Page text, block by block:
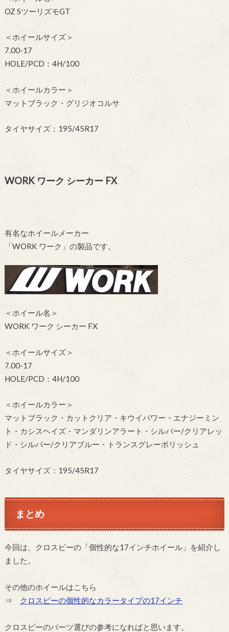
OZ SツーリズモGT
＜ホイールサイズ＞
7.00-17
HOLE/PCD：4H/100
＜ホイールカラー＞
マットブラック・グリジオコルサ
タイヤサイズ：195/45R17
WORK ワーク シーカー FX
有名なホイールメーカー
「WORK ワーク」の製品です。
＜ホイール名＞
WORK ワーク シーカー FX
＜ホイールサイズ＞
7.00-17
HOLE/PCD：4H/100
＜ホイールカラー＞
マットブラック・カットクリア・キウイパワー・エナジーミン
ト・カシスヘイズ・マンダリンアラート・シルバー/クリアレッ
ド・シルバー/クリアブルー・トランスグレーポリッシュ
タイヤサイズ：195/45R17
まとめ
今回は、クロスビーの「個性的な17インチホイール」を紹介し
ました。
その他のホイールはこちら
⇒
クロスビーの個性的なカラータイプの17インチ
クロスビーのパーツ選びの参考になればと思います。